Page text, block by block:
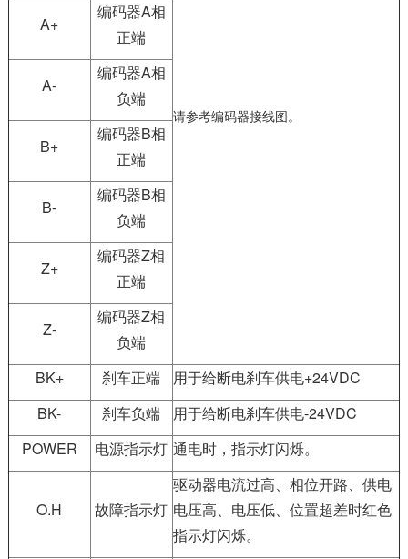
请参考编码器接线图。
A+
编码器A相
正端
A-
编码器A相
负端
B+
编码器B相
正端
B-
编码器B相
负端
Z+
编码器Z相
正端
Z-
编码器Z相
负端
BK+
刹车正端
用于给断电刹车供电+24VDC
BK-
刹车负端
用于给断电刹车供电-24VDC
POWER
电源指示灯 通电时，指示灯闪烁。
O.H 故障指示灯
驱动器电流过高、相位开路、供电
电压高、电压低、位置超差时红色
指示灯闪烁。